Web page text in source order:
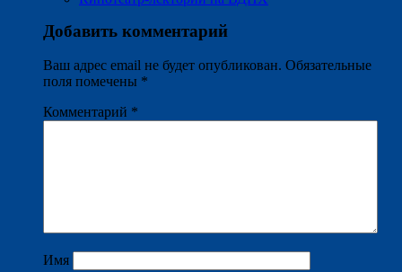
Добавить комментарий
Ваш адрес email не будет опубликован. Обязательные
поля помечены *
Комментарий *
Имя